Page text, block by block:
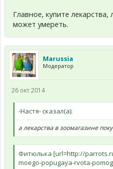
Главное, купите
может умереть.
Marussia
Модератор
26 окт 2014
-Настя- сказал(а):
а лекарства в зоомагазине
Фитюлька [url=http://
moego-popugaya-rvota-